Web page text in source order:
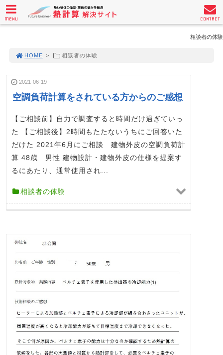
相談者の体験
HOME > 相談者の体験
2021-06-19
空調負荷計算をされている方からのご感想
【ご相談前】自力で調査すると時間だけ過ぎていっ
た 【ご相談後】2時間もたたないうちにご回答いた
だけた 2021年6月にご相談 建物外皮の空調負荷計
算 48歳 男性 建物設計・建物外皮の仕様を提案す
るにあたり、通常使用され...
相談者の体験
MENU CONTACT